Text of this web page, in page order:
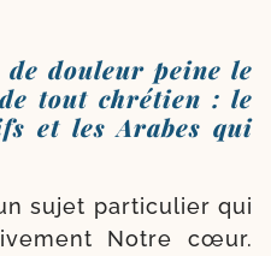
de douleur peine le
tout chrétien : le
et les Arabes qui
sujet par­ti­cu­lier qui
Notre cœur.